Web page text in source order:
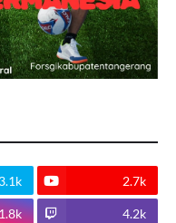
3.1k 2.7k
4.2k